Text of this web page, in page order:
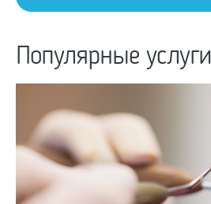
Популярные услуги